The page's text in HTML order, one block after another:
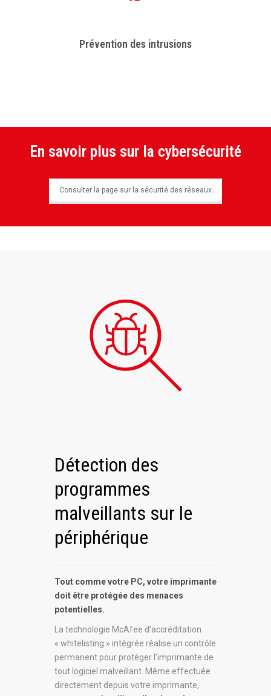
Prévention des intrusions
En savoir plus sur la cybersécurité
Consulter la page sur la sécurité des réseaux
Détection des
programmes
malveillants sur le
périphérique
Tout comme votre PC, votre imprimante
doit être protégée des menaces
potentielles.
La technologie McAfee d’accréditation
« whitelisting » intégrée réalise un contrôle
permanent pour protéger l’imprimante de
tout logiciel malveillant. Même effectuée
directement depuis votre imprimante,